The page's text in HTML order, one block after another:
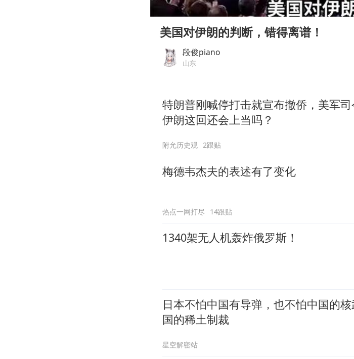
公司“上四休三”但要降薪
OpenAI为免费用户升级GPT-
“中国蔬菜之乡”最高温达
如何把百年大党建设得更加
00:00
美国对伊朗的判断，错得离谱！
段俊piano
山东
特朗普刚喊停打击就宣布撤侨，美军司
伊朗这回还会上当吗？
附允历史观 2跟贴
梅德韦杰夫的表述有了变化
热点一网打尽 14跟贴
1340架无人机轰炸俄罗斯！
日本不怕中国有导弹，也不怕中国的
国的稀土制裁
星空解密站